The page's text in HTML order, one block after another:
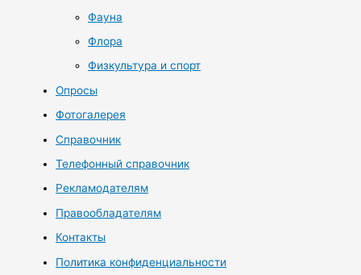
Фауна
Флора
Физкультура и спорт
Опросы
Фотогалерея
Справочник
Телефонный справочник
Рекламодателям
Правообладателям
Контакты
Политика конфиденциальности